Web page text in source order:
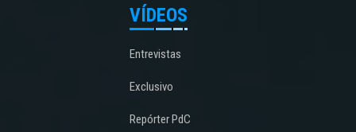
VÍDEOS
Entrevistas
Exclusivo
Repórter PdC